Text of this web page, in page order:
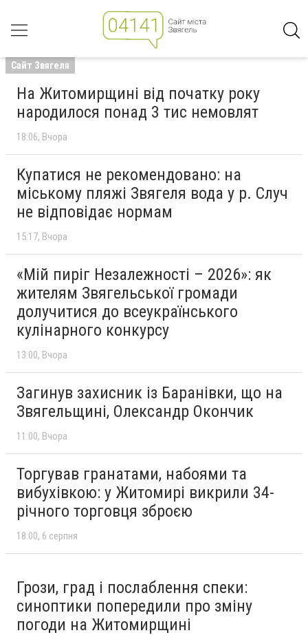
Сайт Звягеля
На Житомирщині від початку року
народилося понад 3 тис немовлят
18:06 Вчора
Купатися не рекомендовано: на
міському пляжі Звягеля вода у р. Случ
не відповідає нормам
15:17 Вчора
«Мій пиріг Незалежності – 2026»: як
жителям Звягельської громади
долучитися до всеукраїнського
кулінарного конкурсу
13:00 Вчора
Загинув захисник із Баранівки, що на
Звягельщині, Олександр Окончик
11:00 Вчора
Торгував гранатами, набоями та
вибухівкою: у Житомирі викрили 34-
річного торговця зброєю
18:00 6 серпня
Грози, град і послаблення спеки:
синоптики попередили про зміну
погоди на Житомирщині